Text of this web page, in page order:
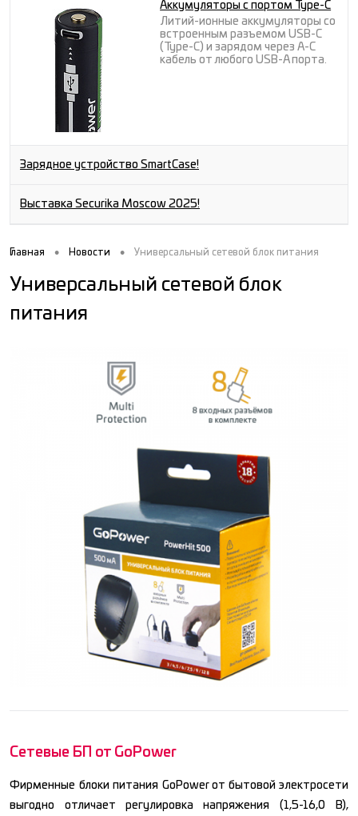
Аккумуляторы с портом Type-C
Литий-ионные аккумуляторы со
встроенным разъемом USB-C
(Type-C) и зарядом через A-C
кабель от любого USB-A порта.
Зарядное устройство SmartCase!
Выставка Securika Moscow 2025!
Главная • Новости • Универсальный сетевой блок питания
Универсальный сетевой блок
питания
Сетевые БП от GoPower
Фирменные блоки питания GoPower от бытовой электросети
выгодно отличает регулировка напряжения (1,5-16,0 В),